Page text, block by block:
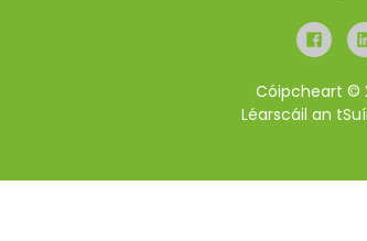
Cóipcheart ©
Léarscáil an